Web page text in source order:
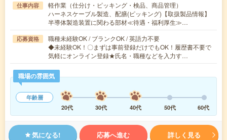
仕事内容
軽作業（仕分け・ピッキング・検品、商品管理）
ハーネスケーブル製造、配膳(ピッキング)【取扱製品情報】
半導体製造装置に関わる部材≪待遇・福利厚生≫…
応募資格
職種未経験OK / ブランクOK / 英語力不要
◆未経験OK！〇まずは事前登録だけでもOK！履歴書不要で
気軽にオンライン登録★氏名・職種などを入力す…
職場の雰囲気
年齢層
20代
30代 40代 50代 60代
気になる! 応募へ進む 詳しく見る